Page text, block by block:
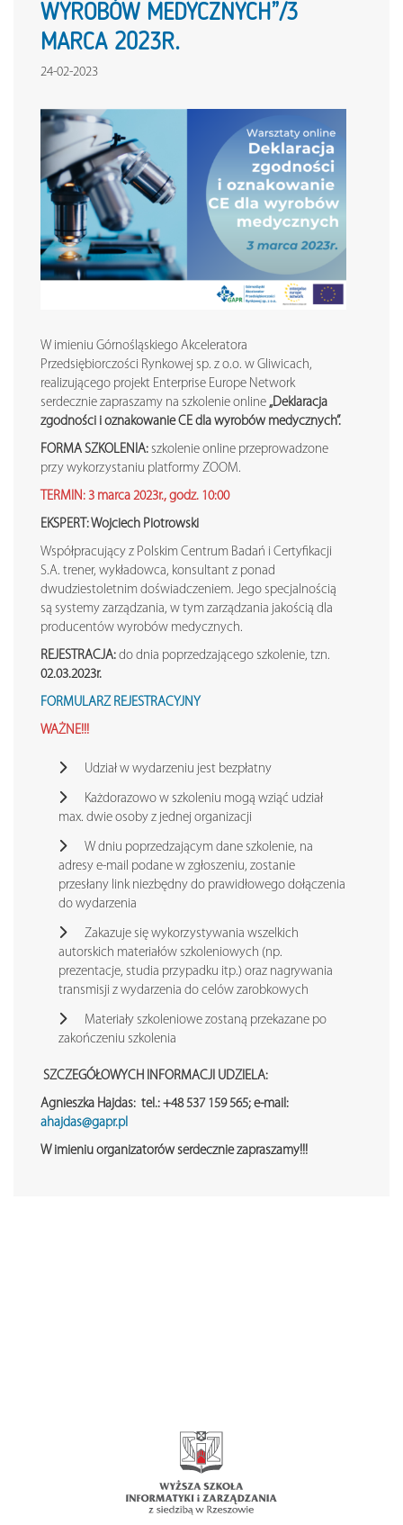
WYROBÓW MEDYCZNYCH”/3
MARCA 2023R.
24-02-2023
W imieniu Górnośląskiego Akceleratora
Przedsiębiorczości Rynkowej sp. z o.o. w Gliwicach,
realizującego projekt Enterprise Europe Network
serdecznie zapraszamy na szkolenie online „Deklaracja
zgodności i oznakowanie CE dla wyrobów medycznych”.
FORMA SZKOLENIA: szkolenie online przeprowadzone
przy wykorzystaniu platformy ZOOM.
TERMIN: 3 marca 2023r., godz. 10:00
EKSPERT: Wojciech Piotrowski
Współpracujący z Polskim Centrum Badań i Certyfikacji
S.A. trener, wykładowca, konsultant z ponad
dwudziestoletnim doświadczeniem. Jego specjalnością
są systemy zarządzania, w tym zarządzania jakością dla
producentów wyrobów medycznych.
REJESTRACJA: do dnia poprzedzającego szkolenie, tzn.
02.03.2023r.
FORMULARZ REJESTRACYJNY
WAŻNE!!!
Udział w wydarzeniu jest bezpłatny
Każdorazowo w szkoleniu mogą wziąć udział
max. dwie osoby z jednej organizacji
W dniu poprzedzającym dane szkolenie, na
adresy e-mail podane w zgłoszeniu, zostanie
przesłany link niezbędny do prawidłowego dołączenia
do wydarzenia
Zakazuje się wykorzystywania wszelkich
autorskich materiałów szkoleniowych (np.
prezentacje, studia przypadku itp.) oraz nagrywania
transmisji z wydarzenia do celów zarobkowych
Materiały szkoleniowe zostaną przekazane po
zakończeniu szkolenia
SZCZEGÓŁOWYCH INFORMACJI UDZIELA:
Agnieszka Hajdas: tel.: +48 537 159 565; e-mail:
ahajdas@gapr.pl
W imieniu organizatorów serdecznie zapraszamy!!!